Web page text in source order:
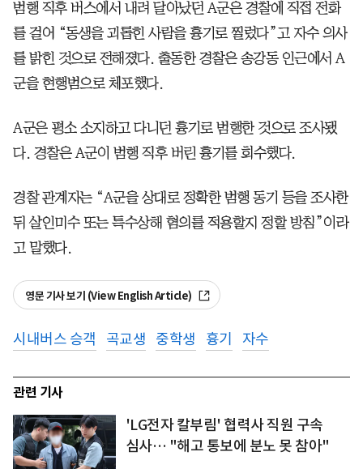
범행 직후 버스에서 내려 달아났던 A군은 경찰에 직접 전화
를 걸어 “동생을 괴롭힌 사람을 흉기로 찔렀다”고 자수 의사
를 밝힌 것으로 전해졌다. 출동한 경찰은 송강동 인근에서 A
군을 현행범으로 체포했다.
A군은 평소 소지하고 다니던 흉기로 범행한 것으로 조사됐
다. 경찰은 A군이 범행 직후 버린 흉기를 회수했다.
경찰 관계자는 “A군을 상대로 정확한 범행 동기 등을 조사한
뒤 살인미수 또는 특수상해 혐의를 적용할지 정할 방침”이라
고 말했다.
영문 기사 보기 (View English Article)
시내버스 승객 곡교생 중학생 흉기 자수
관련 기사
'LG전자 칼부림' 협력사 직원 구속
심사… "해고 통보에 분노 못 참아"